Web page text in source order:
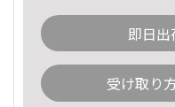
即日
受け取り